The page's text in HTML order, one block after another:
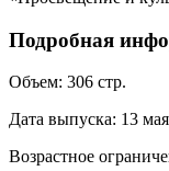
Подробная
Объем: 306 стр.
Дата выпуска: 13
Возрастное